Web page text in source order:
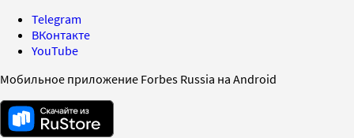
Telegram
ВКонтакте
YouTube
Мобильное приложение Forbes Russia на Android